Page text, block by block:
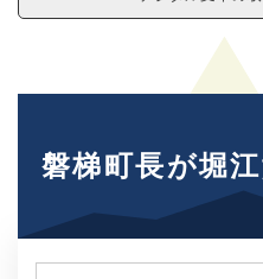
磐梯町長が堀